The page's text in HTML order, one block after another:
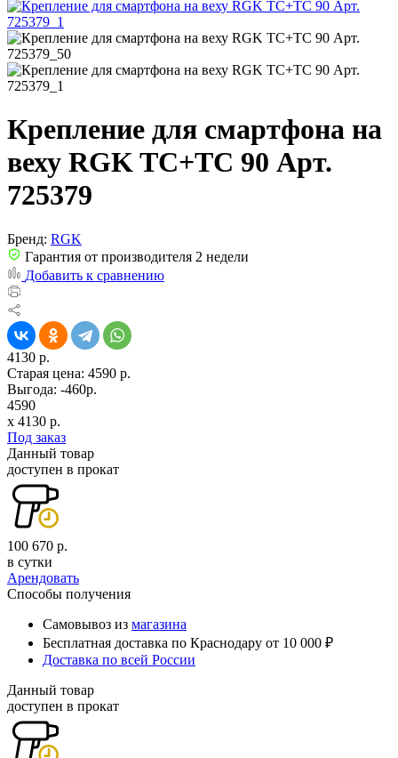
Крепление для смартфона на
веху RGK TC+TC 90 Арт.
725379
Бренд: RGK
Гарантия от производителя 2 недели
Добавить к сравнению
4130 р.
Старая цена: 4590 р.
Выгода: -460р.
4590
x 4130 р.
Под заказ
Данный товар
доступен в прокат
100 670 р.
в сутки
Арендовать
Способы получения
Самовывоз из магазина
Бесплатная доставка по Краснодару от 10 000 ₽
Доставка по всей России
Данный товар
доступен в прокат